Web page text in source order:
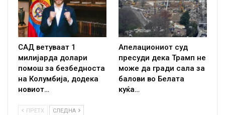
САД ветуваат 1
милијарда долари
помош за безбедноста
на Колумбија, додека
новиот…
Апелациониот суд
пресуди дека Трамп не
може да гради сала за
балови во Белата
куќа…
ПРЕТХ СЛЕДНА